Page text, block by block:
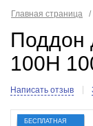
Главная страница
Поддон
100H
Написать отзыв
БЕСПЛАТНАЯ